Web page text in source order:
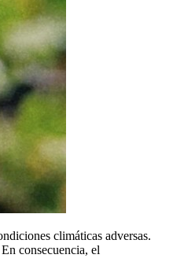
climáticas adversas.
consecuencia, el